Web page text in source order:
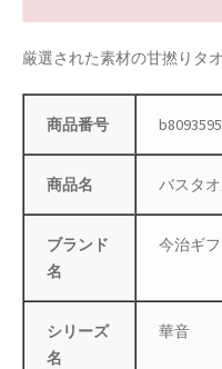
店舗管理
支払い
配送先住所
敬老の日特集
新春・初売り特集
厳選された素材の甘撚りタ
商品番号 b8093595
商品名 バスタ
ブランド
名
今治ギフ
シリーズ
名
華音